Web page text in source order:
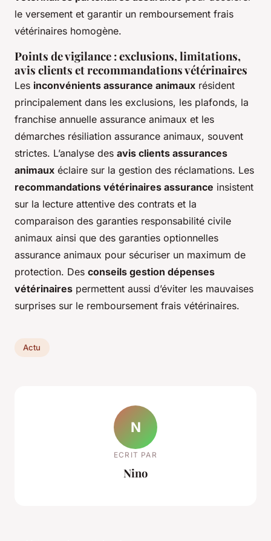
le versement et garantir un remboursement frais
vétérinaires homogène.
Points de vigilance : exclusions, limitations,
avis clients et recommandations vétérinaires
Les inconvénients assurance animaux résident
principalement dans les exclusions, les plafonds, la
franchise annuelle assurance animaux et les
démarches résiliation assurance animaux, souvent
strictes. L’analyse des avis clients assurances
animaux éclaire sur la gestion des réclamations. Les
recommandations vétérinaires assurance insistent
sur la lecture attentive des contrats et la
comparaison des garanties responsabilité civile
animaux ainsi que des garanties optionnelles
assurance animaux pour sécuriser un maximum de
protection. Des conseils gestion dépenses
vétérinaires permettent aussi d’éviter les mauvaises
surprises sur le remboursement frais vétérinaires.
Actu
N
ECRIT PAR
Nino